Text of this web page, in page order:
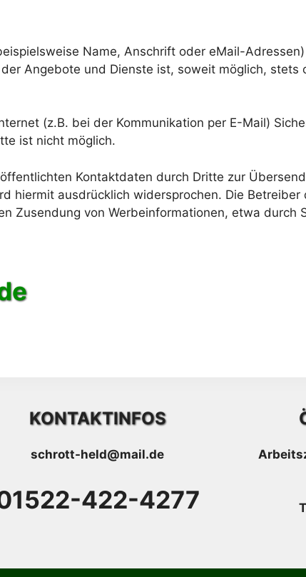
Name, Anschrift oder eMail-
Angebote und Dienste ist, soweit möglich, stets
(z.B. bei der Kommunikation per E-Mail)
ist nicht möglich.
Kontaktdaten durch Dritte zur
hiermit ausdrücklich widersprochen. Die Betreiber
Zusendung von Werbeinformationen, etwa durch
KONTAKTINFOS
schrott-held@mail.de
422-4277